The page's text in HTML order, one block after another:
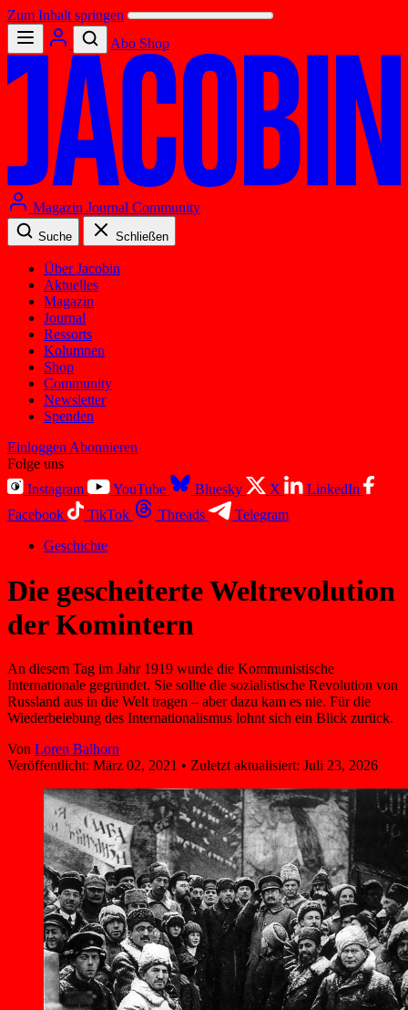
Zum Inhalt springen
Abo Shop
Magazin Journal Community
Suche Schließen
Über Jacobin
Aktuelles
Magazin
Journal
Ressorts
Kolumnen
Shop
Community
Newsletter
Spenden
Einloggen Abonnieren
Folge uns
Instagram
YouTube Bluesky X
LinkedIn
Facebook
TikTok Threads
Telegram
Geschichte
Die gescheiterte Weltrevolution
der Komintern
An diesem Tag im Jahr 1919 wurde die Kommunistische
Internationale gegründet. Sie sollte die sozialistische Revolution von
Russland aus in die Welt tragen – aber dazu kam es nie. Für die
Wiederbelebung des Internationalismus lohnt sich ein Blick zurück.
Von Loren Balhorn
Veröffentlicht: März 02, 2021 • Zuletzt aktualisiert: Juli 23, 2026